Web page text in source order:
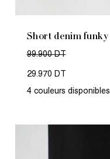
Short denim funky
99.900 DT
29.970 DT
4 couleurs disponibles